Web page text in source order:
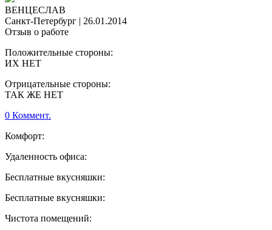
ВЕНЦЕСЛАВ
Санкт-Петербург | 26.01.2014
Отзыв о работе
Положительные стороны:
ИХ НЕТ
Отрицательные стороны:
ТАК ЖЕ НЕТ
0 Коммент.
Комфорт:
Удаленность офиса:
Бесплатные вкусняшки:
Бесплатные вкусняшки:
Чистота помещений: